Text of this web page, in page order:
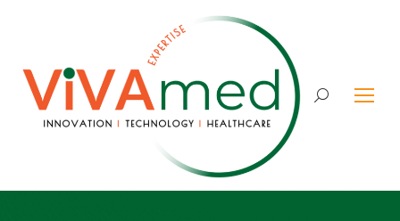
Search: